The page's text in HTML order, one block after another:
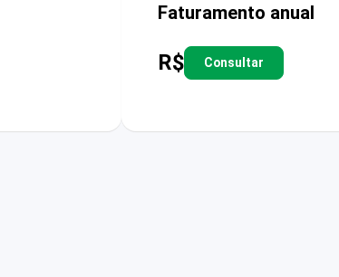
Faturamento anual
R$ Consultar